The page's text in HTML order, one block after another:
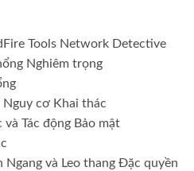
Tools Network Detective
Nghiêm trọng
Nguy cơ Khai thác
Tác động Bảo mật
Ngang và Leo thang Đặc quyền